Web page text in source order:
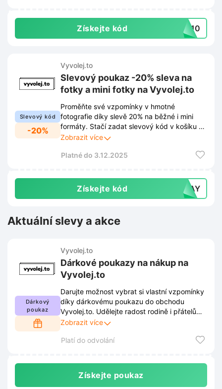
Získejte kód KY10
Slevový kód
-20%
Vyvolej.to
Slevový poukaz -20% sleva na
fotky a mini fotky na Vyvolej.to
Proměňte své vzpomínky v hmotné
fotografie díky slevě 20% na běžné i mini
formáty. Stačí zadat slevový kód v košíku a
nechat si vyvolat oblíbené snímky za
Zobrazit více
Platné do 3.12.2025
Získejte kód NDAY
Aktuální slevy a akce
Dárkový
poukaz
Vyvolej.to
Dárkové poukazy na nákup na
Vyvolej.to
Darujte možnost vybrat si vlastní vzpomínky
díky dárkovému poukazu do obchodu
Vyvolej.to. Udělejte radost rodině i přátelům
svobodou volby mezi kvalitními
Zobrazit více
Platí do odvolání
Získejte poukaz